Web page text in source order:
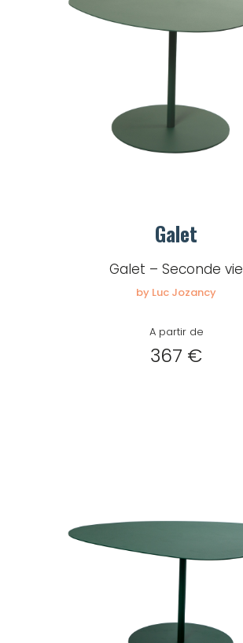
Galet
Galet – Seconde vie
by Luc Jozancy
A partir de
367 €